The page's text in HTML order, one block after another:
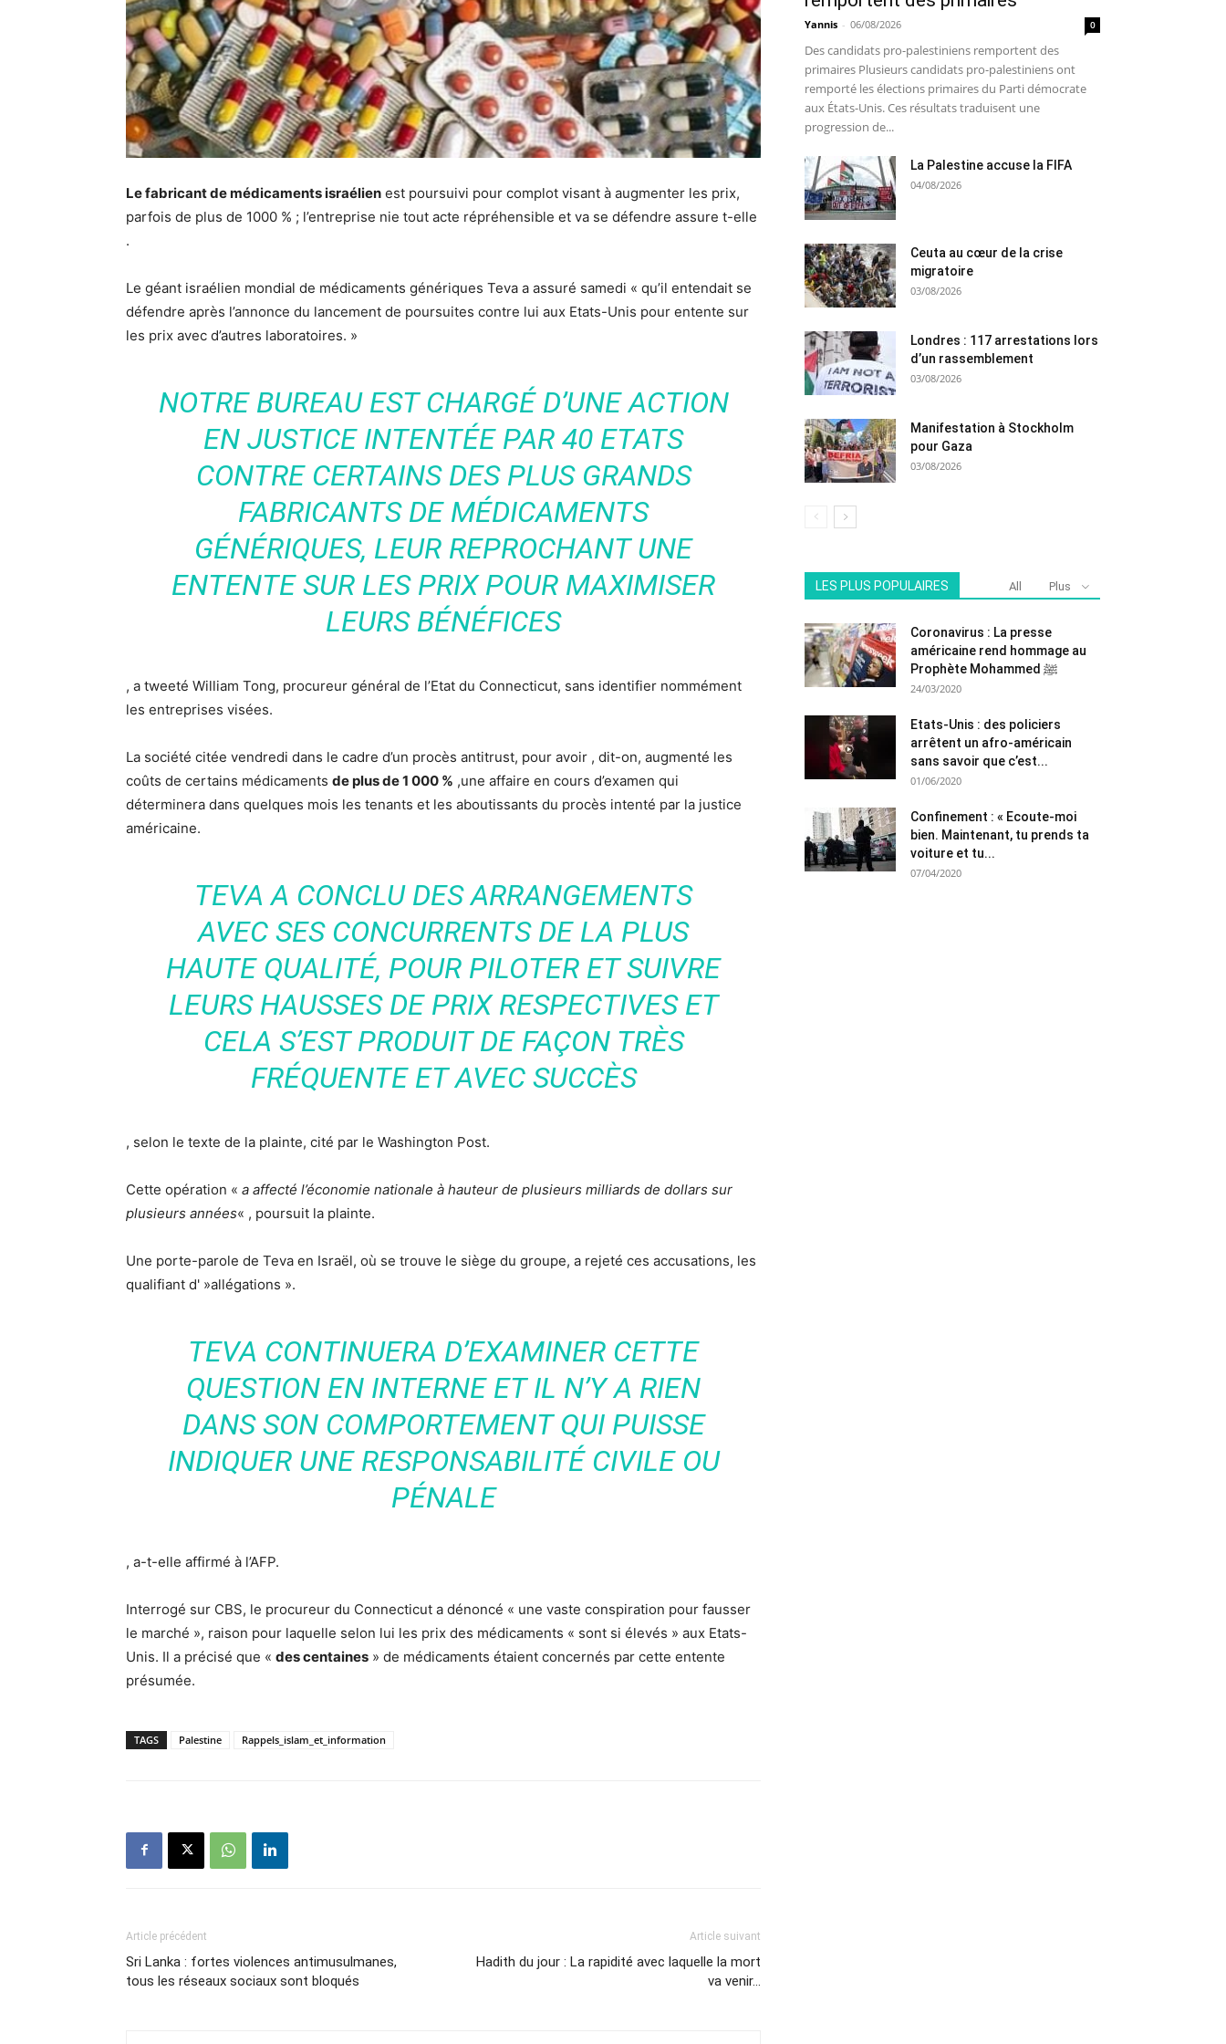
Le fabricant de médicaments israélien est poursuivi pour complot visant à augmenter les prix,
parfois de plus de 1000 % ; l’entreprise nie tout acte répréhensible et va se défendre assure t-elle
.
Le géant israélien mondial de médicaments génériques Teva a assuré samedi « qu’il entendait se
défendre après l’annonce du lancement de poursuites contre lui aux Etats-Unis pour entente sur
les prix avec d’autres laboratoires. »
NOTRE BUREAU EST CHARGÉ D’UNE ACTION
EN JUSTICE INTENTÉE PAR 40 ETATS
CONTRE CERTAINS DES PLUS GRANDS
FABRICANTS DE MÉDICAMENTS
GÉNÉRIQUES, LEUR REPROCHANT UNE
ENTENTE SUR LES PRIX POUR MAXIMISER
LEURS BÉNÉFICES
, a tweeté William Tong, procureur général de l’Etat du Connecticut, sans identifier nommément
les entreprises visées.
La société citée vendredi dans le cadre d’un procès antitrust, pour avoir , dit-on, augmenté les
coûts de certains médicaments de plus de 1 000 % ,une affaire en cours d’examen qui
déterminera dans quelques mois les tenants et les aboutissants du procès intenté par la justice
américaine.
TEVA A CONCLU DES ARRANGEMENTS
AVEC SES CONCURRENTS DE LA PLUS
HAUTE QUALITÉ, POUR PILOTER ET SUIVRE
LEURS HAUSSES DE PRIX RESPECTIVES ET
CELA S’EST PRODUIT DE FAÇON TRÈS
FRÉQUENTE ET AVEC SUCCÈS
, selon le texte de la plainte, cité par le Washington Post.
Cette opération « a affecté l’économie nationale à hauteur de plusieurs milliards de dollars sur
plusieurs années« , poursuit la plainte.
Une porte-parole de Teva en Israël, où se trouve le siège du groupe, a rejeté ces accusations, les
qualifiant d' »allégations ».
TEVA CONTINUERA D’EXAMINER CETTE
QUESTION EN INTERNE ET IL N’Y A RIEN
DANS SON COMPORTEMENT QUI PUISSE
INDIQUER UNE RESPONSABILITÉ CIVILE OU
PÉNALE
, a-t-elle affirmé à l’AFP.
Interrogé sur CBS, le procureur du Connecticut a dénoncé « une vaste conspiration pour fausser
le marché », raison pour laquelle selon lui les prix des médicaments « sont si élevés » aux Etats-
Unis. Il a précisé que « des centaines » de médicaments étaient concernés par cette entente
présumée.
TAGS Palestine Rappels_islam_et_information
Article précédent
Sri Lanka : fortes violences antimusulmanes,
tous les réseaux sociaux sont bloqués
Article suivant
Hadith du jour : La rapidité avec laquelle la mort
va venir…
Yannis - 06/08/2026 0
Des candidats pro-palestiniens remportent des
primaires Plusieurs candidats pro-palestiniens ont
remporté les élections primaires du Parti démocrate
aux États-Unis. Ces résultats traduisent une
progression de...
La Palestine accuse la FIFA
04/08/2026
Ceuta au cœur de la crise
migratoire
03/08/2026
Londres : 117 arrestations lors
d’un rassemblement
03/08/2026
Manifestation à Stockholm
pour Gaza
03/08/2026
LES PLUS POPULAIRES All Plus
Coronavirus : La presse
américaine rend hommage au
Prophète Mohammed ﷺ
24/03/2020
Etats-Unis : des policiers
arrêtent un afro-américain
sans savoir que c’est...
01/06/2020
Confinement : « Ecoute-moi
bien. Maintenant, tu prends ta
voiture et tu...
07/04/2020